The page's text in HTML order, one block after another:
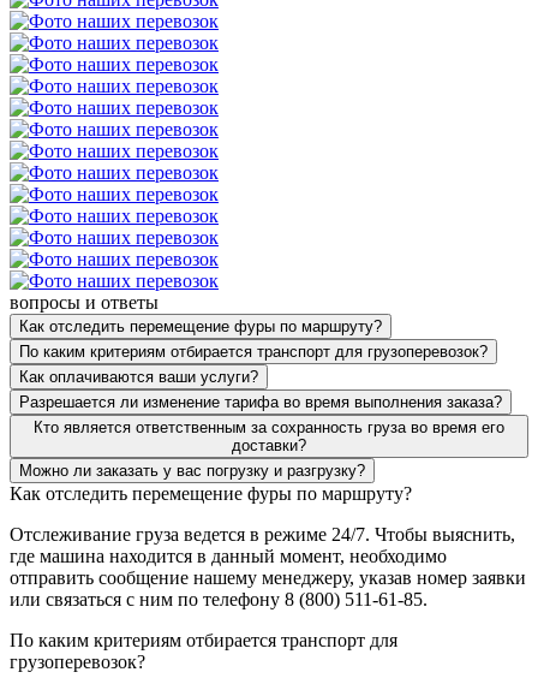
вопросы и ответы
Как отследить перемещение фуры по маршруту?
По каким критериям отбирается транспорт для грузоперевозок?
Как оплачиваются ваши услуги?
Разрешается ли изменение тарифа во время выполнения заказа?
Кто является ответственным за сохранность груза во время его
доставки?
Можно ли заказать у вас погрузку и разгрузку?
Как отследить перемещение фуры по маршруту?
Отслеживание груза ведется в режиме 24/7. Чтобы выяснить,
где машина находится в данный момент, необходимо
отправить сообщение нашему менеджеру, указав номер заявки
или связаться с ним по телефону 8 (800) 511-61-85.
По каким критериям отбирается транспорт для
грузоперевозок?